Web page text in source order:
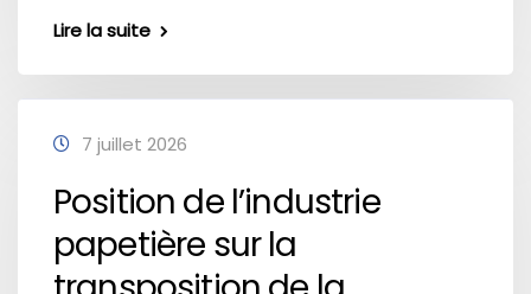
Lire la suite
7 juillet 2026
Position de l’industrie
papetière sur la